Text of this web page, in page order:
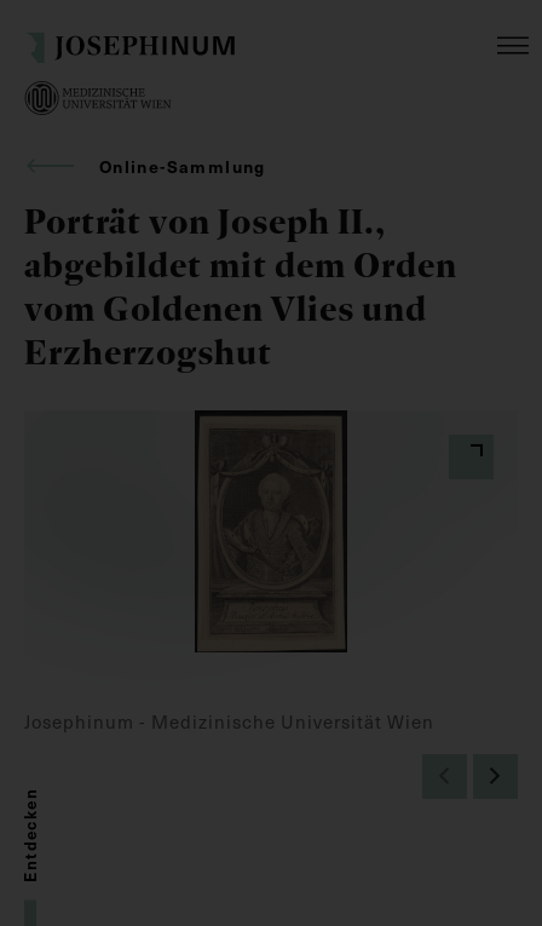
Online-Sammlung
Porträt von Joseph II.,
abgebildet mit dem Orden
vom Goldenen Vlies und
Erzherzogshut
Josephinum - Medizinische Universität Wien
Entdecken